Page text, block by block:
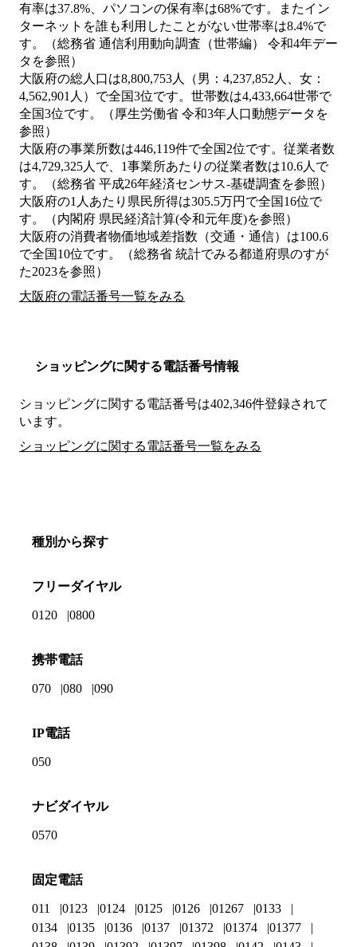
有率は37.8%、パソコンの保有率は68%です。またイン
ターネットを誰も利用したことがない世帯率は8.4%で
す。（総務省 通信利用動向調査（世帯編） 令和4年デー
タを参照）
大阪府の総人口は8,800,753人（男：4,237,852人、女：
4,562,901人）で全国3位です。世帯数は4,433,664世帯で
全国3位です。（厚生労働省 令和3年人口動態データを
参照）
大阪府の事業所数は446,119件で全国2位です。従業者数
は4,729,325人で、1事業所あたりの従業者数は10.6人で
す。（総務省 平成26年経済センサス‐基礎調査を参照）
大阪府の1人あたり県民所得は305.5万円で全国16位で
す。（内閣府 県民経済計算(令和元年度)を参照）
大阪府の消費者物価地域差指数（交通・通信）は100.6
で全国10位です。（総務省 統計でみる都道府県のすが
た2023を参照）
大阪府の電話番号一覧をみる
ショッピングに関する電話番号情報
ショッピングに関する電話番号は402,346件登録されて
います。
ショッピングに関する電話番号一覧をみる
種別から探す
フリーダイヤル
0120 0800
携帯電話
070 080 090
IP電話
050
ナビダイヤル
0570
固定電話
011 0123 0124 0125 0126 01267
0133
0134
0135 0136 0137 01372 01374
01377